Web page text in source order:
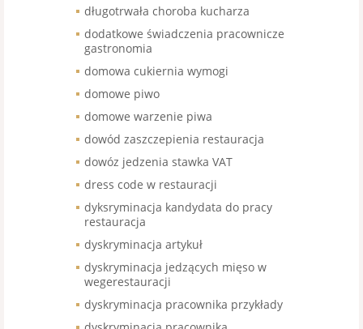
długotrwała choroba kucharza
dodatkowe świadczenia pracownicze
gastronomia
domowa cukiernia wymogi
domowe piwo
domowe warzenie piwa
dowód zaszczepienia restauracja
dowóz jedzenia stawka VAT
dress code w restauracji
dyksryminacja kandydata do pracy
restauracja
dyskryminacja artykuł
dyskryminacja jedzących mięso w
wegerestauracji
dyskryminacja pracownika przykłady